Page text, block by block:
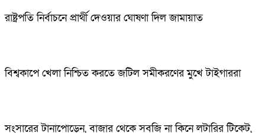
রাষ্ট্রপতি নির্বাচনে প্রার্থী দেওয়ার ঘোষণা দিল জামায়াত
বিশ্বকাপে খেলা নিশ্চিত করতে জটিল সমীকরণের মুখে টাইগাররা
সংসারের টানাপোড়েন, বাজার থেকে সবজি না কিনে লটারির টিকেট,